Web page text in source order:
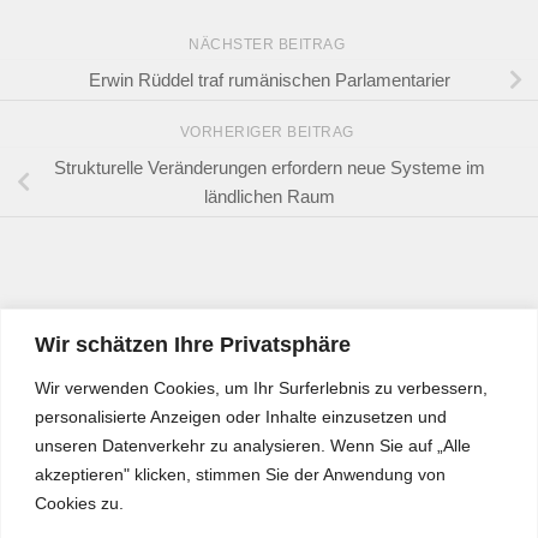
Wir schätzen Ihre Privatsphäre
Wir verwenden Cookies, um Ihr Surferlebnis zu verbessern,
personalisierte Anzeigen oder Inhalte einzusetzen und
unseren Datenverkehr zu analysieren. Wenn Sie auf „Alle
akzeptieren" klicken, stimmen Sie der Anwendung von
Cookies zu.
NÄCHSTER BEITRAG
Erwin Rüddel traf rumänischen Parlamentarier
VORHERIGER BEITRAG
Strukturelle Veränderungen erfordern neue Systeme im
ländlichen Raum